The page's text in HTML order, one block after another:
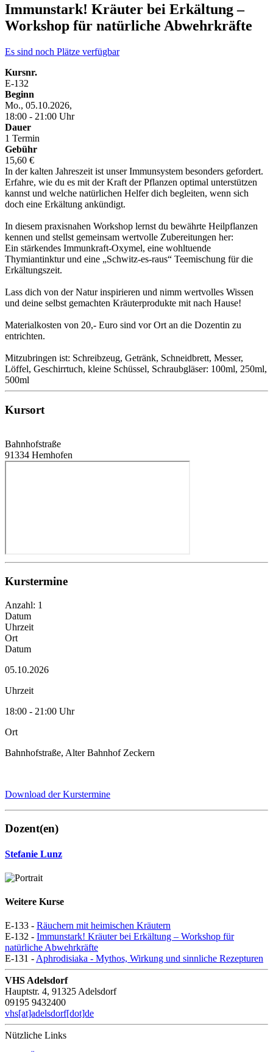
Immunstark! Kräuter bei Erkältung –
Workshop für natürliche Abwehrkräfte
Es sind noch Plätze verfügbar
Kursnr.
E-132
Beginn
Mo., 05.10.2026,
18:00 - 21:00 Uhr
Dauer
1 Termin
Gebühr
15,60 €
In der kalten Jahreszeit ist unser Immunsystem besonders gefordert.
Erfahre, wie du es mit der Kraft der Pflanzen optimal unterstützen
kannst und welche natürlichen Helfer dich begleiten, wenn sich
doch eine Erkältung ankündigt.
In diesem praxisnahen Workshop lernst du bewährte Heilpflanzen
kennen und stellst gemeinsam wertvolle Zubereitungen her:
Ein stärkendes Immunkraft-Oxymel, eine wohltuende
Thymiantinktur und eine „Schwitz-es-raus“ Teemischung für die
Erkältungszeit.
Lass dich von der Natur inspirieren und nimm wertvolles Wissen
und deine selbst gemachten Kräuterprodukte mit nach Hause!
Materialkosten von 20,- Euro sind vor Ort an die Dozentin zu
entrichten.
Mitzubringen ist: Schreibzeug, Getränk, Schneidbrett, Messer,
Löffel, Geschirrtuch, kleine Schüssel, Schraubgläser: 100ml, 250ml,
500ml
Kursort
Bahnhofstraße
91334 Hemhofen
Kurstermine
Anzahl: 1
Datum
Uhrzeit
Ort
Datum
05.10.2026
Uhrzeit
18:00 - 21:00 Uhr
Ort
Bahnhofstraße, Alter Bahnhof Zeckern
Download der Kurstermine
Dozent(en)
Stefanie Lunz
Weitere Kurse
E-133 - Räuchern mit heimischen Kräutern
E-132 - Immunstark! Kräuter bei Erkältung – Workshop für
natürliche Abwehrkräfte
E-131 -Aphrodisiaka - Mythos, Wirkung und sinnliche Rezepturen
VHS Adelsdorf
Hauptstr. 4, 91325 Adelsdorf
09195 9432400
vhs[at]adelsdorf[dot]de
Nützliche Links